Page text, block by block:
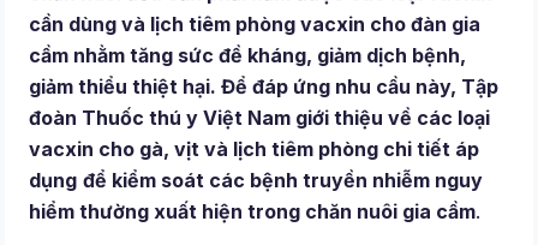
cần dùng và lịch tiêm phòng vacxin cho đàn gia
cầm nhằm tăng sức đề kháng, giảm dịch bệnh,
giảm thiểu thiệt hại. Để đáp ứng nhu cầu này, Tập
đoàn Thuốc thú y Việt Nam giới thiệu về các loại
vacxin cho gà, vịt và lịch tiêm phòng chi tiết áp
dụng để kiểm soát các bệnh truyền nhiễm nguy
hiểm thường xuất hiện trong chăn nuôi gia cầm.